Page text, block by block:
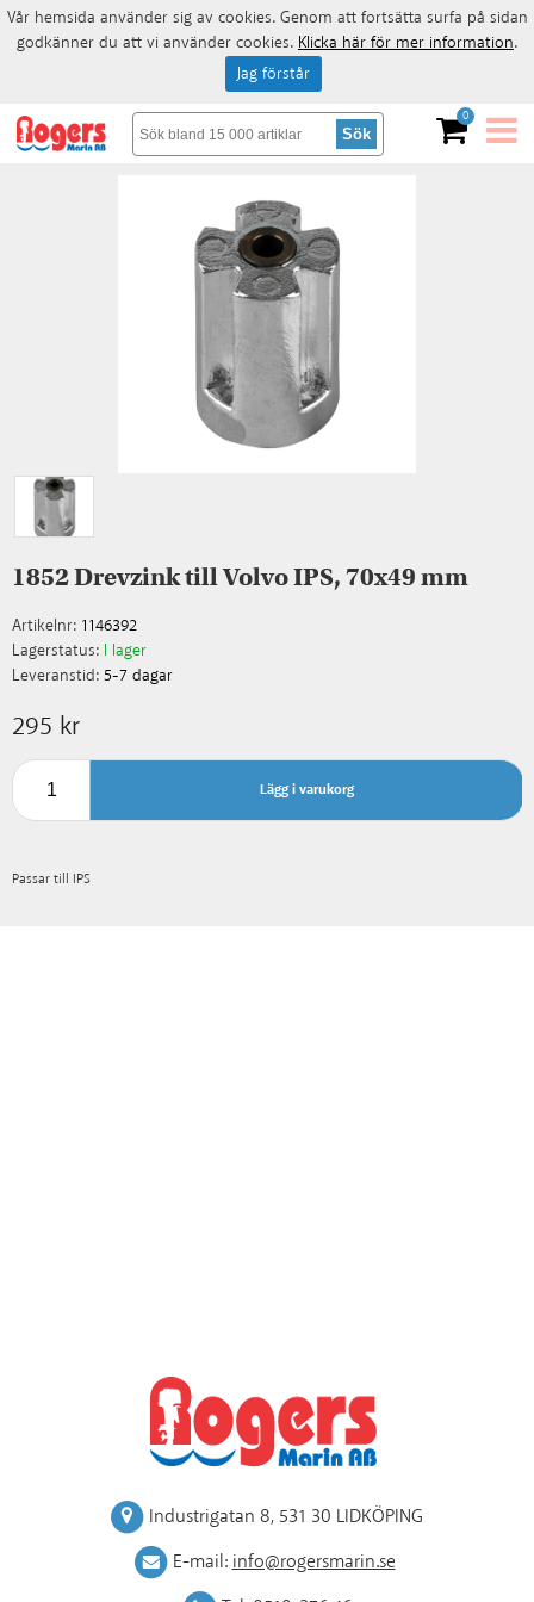
0
1852 Drevzink till Volvo IPS, 70x49 mm
Artikelnr: 1146392
Lagerstatus: I lager
Leveranstid: 5-7 dagar
295 kr
Lägg i varukorg
Passar till IPS
Industrigatan 8, 531 30 LIDKÖPING
E-mail:info@rogersmarin.se
Vår hemsida använder sig av cookies. Genom att fortsätta surfa på sidan
godkänner du att vi använder cookies. Klicka här för mer information.
Jag förstår